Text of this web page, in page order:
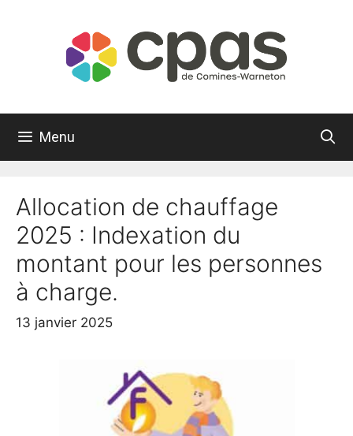
Menu
Allocation de chauffage
2025 : Indexation du
montant pour les personnes
à charge.
13 janvier 2025